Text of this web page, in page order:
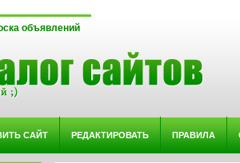
объявлений
САЙТ РЕДАКТИРОВАТЬ ПРАВИЛА